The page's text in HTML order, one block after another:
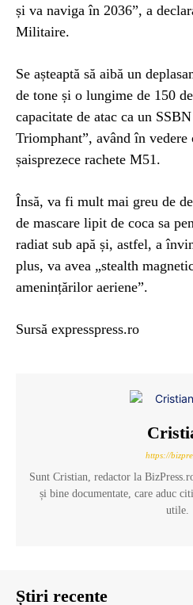
și va naviga în 2036”, a
Militaire.
Se așteaptă să aibă un
de tone și o lungime de 150
capacitate de atac ca un
Triomphant”, având în vedere
șaisprezece rachete M51.
Însă, va fi mult mai greu de
de mascare lipit de coca sa
radiat sub apă și, astfel, a
plus, va avea „stealth
amenințărilor aeriene”.
Sursă expresspress.ro
https://
Sunt Cristian, redactor la
și bine documentate, care aduc
utile.
Știri recente